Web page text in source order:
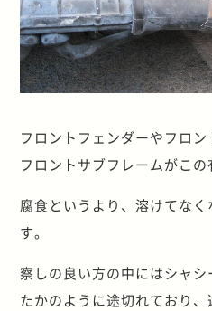
フロントフェンダーやフロ
フロントサブフレームがこの
腐食というより、溶けてな
す。
察しの良い方の中にはシャ
たかのように途切れており